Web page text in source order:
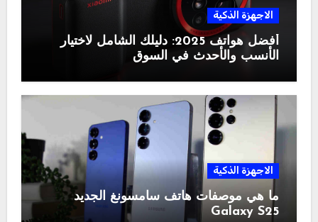
الاجهزة الذكية
أفضل هواتف 2025: دليلك الشامل لاختيار
الأنسب والأحدث في السوق
الاجهزة الذكية
ما هي موصفات هاتف سامسونغ الجديد
Galaxy S25